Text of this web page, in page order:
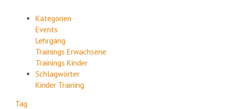
Kategorien
Events
Lehrgang
Trainings Erwachsene
Trainings Kinder
Schlagwörter
Kinder Training
Tag